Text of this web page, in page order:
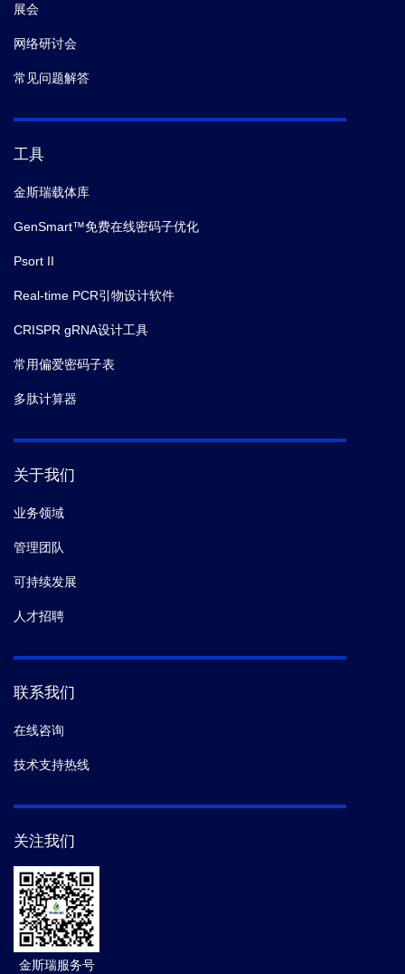
展会
网络研讨会
常见问题解答
工具
金斯瑞载体库
GenSmart™免费在线密码子优化
Psort II
Real-time PCR引物设计软件
CRISPR gRNA设计工具
常用偏爱密码子表
多肽计算器
关于我们
业务领域
管理团队
可持续发展
人才招聘
联系我们
在线咨询
技术支持热线
关注我们
金斯瑞服务号